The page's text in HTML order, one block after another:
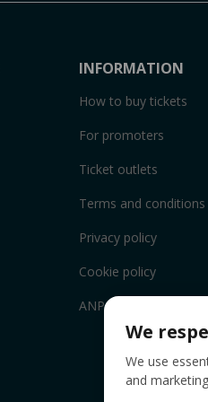
INFORMATION
How to buy tickets
For promoters
Ticket outlets
Terms and conditions
Privacy policy
Cookie policy
ANPC
We
We use
and